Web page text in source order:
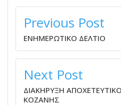
ΠΛΟΉΓΗΣΗ
ΆΡΘΡΩΝ
Previous Post
ΕΝΗΜΕΡΩΤΙΚΟ ΔΕΛΤΙΟ
Next Post
ΔΙΑΚΗΡΥΞΗ
ΚΟΖΑΝΗΣ